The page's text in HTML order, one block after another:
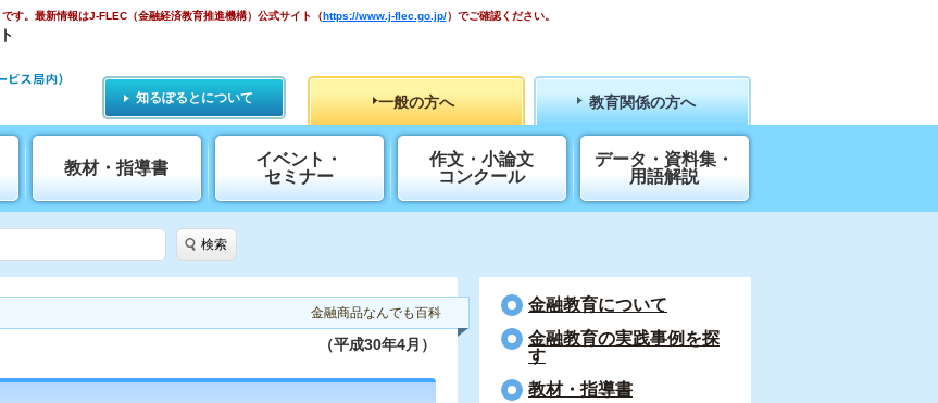
す。 最新情報はJ-FLEC（金融経済教育推進機構）公式サイト （https://www.j-flec.go.jp/）でご確認ください。
知るぽるとについて 一般の方へ 教育関係の方へ
教材・指導書
イベント・
セミナー
作文・小論文
コンクール
データ・資料集・
用語解説
検索
金融商品なんでも百科
（平成30年4月）
金融教育について
⾦融教育の実践事例を探
す
教材・指導書